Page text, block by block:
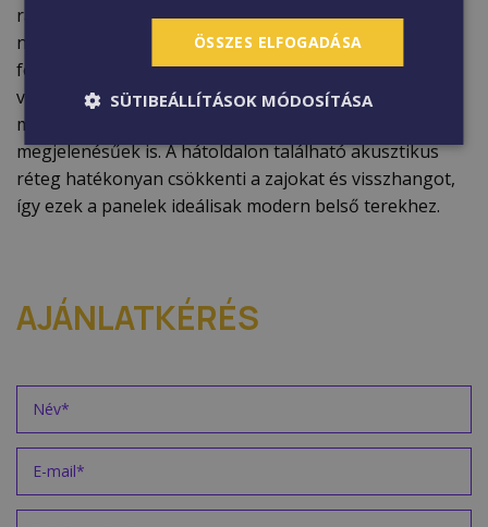
ragasztóval rögzítik az alaplemezre, majd
nagynyomású préseléssel biztosítják a tartósságot. A
felületet szintén fa alapanyagból készült lamináltal
vonják be, ezzel szinte bármilyen famintát le tudnak
másolni. A panelek nemcsak időtállóak, hanem elegáns
megjelenésűek is. A hátoldalon található akusztikus
réteg hatékonyan csökkenti a zajokat és visszhangot,
így ezek a panelek ideálisak modern belső terekhez.
AJÁNLATKÉRÉS
ÖSSZES ELFOGADÁSA
SÜTIBEÁLLÍTÁSOK MÓDOSÍTÁSA